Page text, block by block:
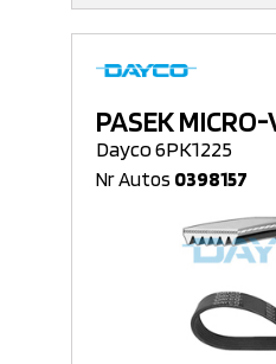
PASEK MICRO-
Dayco 6PK1225
Nr Autos 0398157